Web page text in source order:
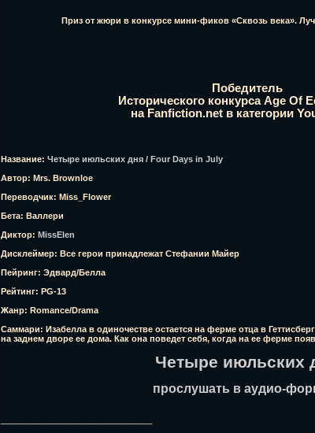
Приз от жюри в конкурсе мини-фиков «Сквозь века».
Победитель
Исторического конкурса Age Of
на Fanfiction.net в категории
Название: Четыре июльских дня / Four Days in July
Автор: Mrs. Brownloe
Переводчик: Miss_Flower
Бета: Валлери
Диктор: MissElen
Дисклеймер: Все герои принадлежат Стефании Майер
Пейринг: Эдвард/Белла
Рейтинг: PG-13
Жанр: Romance/Drama
Саммари: Изабелла в одиночестве остается на ферме отца в
на заднем дворе ее дома. Как она поведет себя, когда на ее ферме
Четыре июльских
прослушать в аудио-